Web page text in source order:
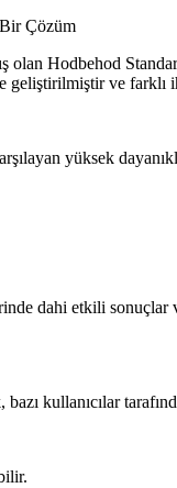
Çözüm
Hodbehod
ve farklı
yüksek
dahi etkili
kullanıcılar